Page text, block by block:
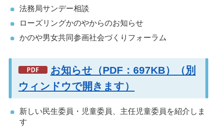
法務局サンデー相談
ローズリングかのやからのお知らせ
かのや男女共同参画社会づくりフォーラム
お知らせ（PDF：697KB）（別
ウィンドウで開きます）
新しい民生委員・児童委員、主任児童委員を紹介しま
す